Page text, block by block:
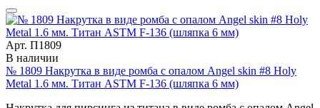
Арт. П1809
В наличии
№ 1809 Накрутка в виде ромба с опалом Angel skin #8 Holy
Metal 1.6 мм. Титан ASTM F-136 (шляпка 6 мм)